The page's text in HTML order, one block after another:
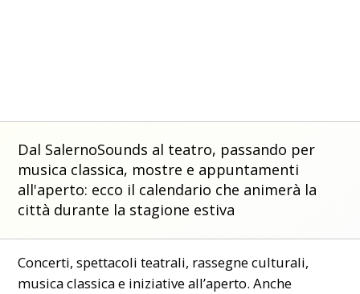
Dal SalernoSounds al teatro, passando per
musica classica, mostre e appuntamenti
all'aperto: ecco il calendario che animerà la
città durante la stagione estiva
Concerti, spettacoli teatrali, rassegne culturali,
musica classica e iniziative all’aperto. Anche